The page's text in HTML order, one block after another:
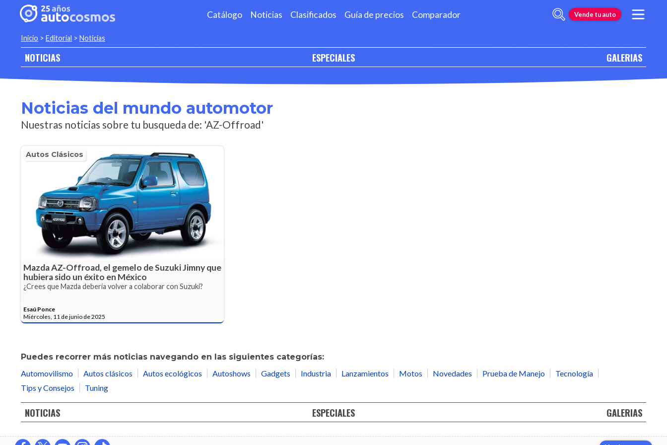
Catálogo Noticias Clasificados Guía de precios Comparador Vende tu auto
Inicio > Editorial > Noticias
NOTICIAS ESPECIALES GALERIAS
Noticias del mundo automotor
Nuestras noticias sobre tu busqueda de: 'AZ-Offroad'
Autos Clásicos
Mazda AZ-Offroad, el gemelo de Suzuki Jimny que
hubiera sido un éxito en México
¿Crees que Mazda debería volver a colaborar con Suzuki?
Esaú Ponce
Miércoles, 11 de junio de 2025
Puedes recorrer más noticias navegando en las siguientes categorías:
Automovilismo
Autos clásicos Autos ecológicos Autoshows Gadgets Industria Lanzamientos Motos Novedades Prueba de Manejo
Tecnología
Tips y Consejos
Tuning
NOTICIAS ESPECIALES GALERIAS